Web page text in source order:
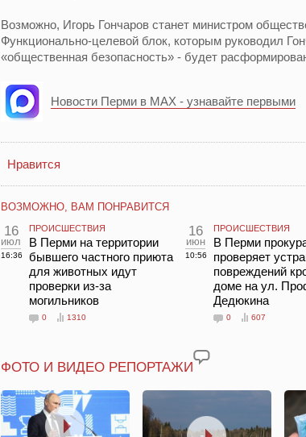
Возможно, Игорь Гончаров станет министром
Функционально-целевой блок, которым руководил
«общественная безопасность» - будет
Новости Перми в MAX - узнавайте первыми
Нравится
ВОЗМОЖНО, ВАМ ПОНРАВИТСЯ
16
июл
16:36
ПРОИСШЕСТВИЯ
В Перми на территории
бывшего частного приюта
для животных идут
проверки из-за
могильников
0 1310
16
июн
10:56
ПРОИСШЕСТВИЯ
В Перми
проверяет
повреждений
доме на ул.
Дедюкина
0 607
ФОТО И ВИДЕО РЕПОРТАЖИ